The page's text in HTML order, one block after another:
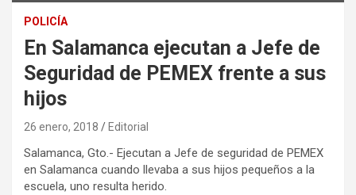
POLICÍA
En Salamanca ejecutan a Jefe de
Seguridad de PEMEX frente a sus
hijos
26 enero, 2018 Editorial
Salamanca, Gto.- Ejecutan a Jefe de seguridad de PEMEX
en Salamanca cuando llevaba a sus hijos pequeños a la
escuela, uno resulta herido.